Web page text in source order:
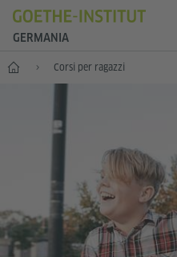
GERMANIA
-- Corsi per ragazzi